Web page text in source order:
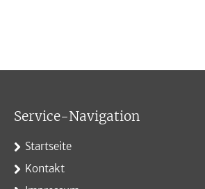
Service-Navigation
Startseite
Kontakt